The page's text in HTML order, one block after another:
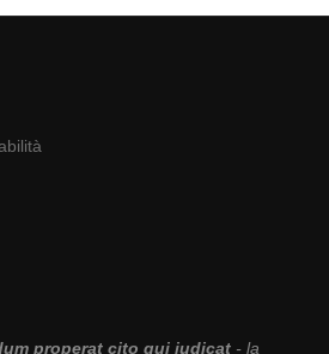
properat cito qui iudicat- la